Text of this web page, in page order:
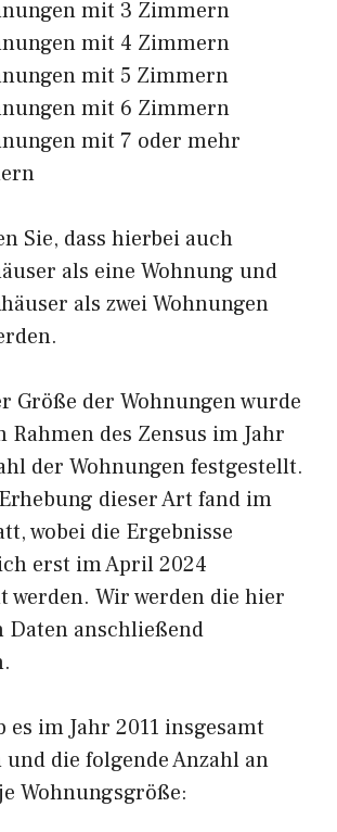
mit 3 Zimmern
mit 4 Zimmern
mit 5 Zimmern
mit 6 Zimmern
mit 7 oder mehr
Sie, dass hierbei auch
als eine Wohnung und
als zwei Wohnungen
Größe der Wohnungen wurde
des Zensus im Jahr
der Wohnungen festgestellt.
dieser Art fand im
wobei die Ergebnisse
erst im April 2024
werden. Wir werden die hier
Daten anschließend
es im Jahr 2011 insgesamt
und die folgende Anzahl an
Wohnungsgröße: